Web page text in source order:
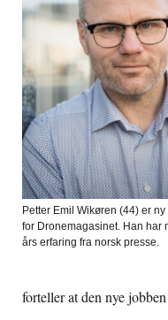
Petter Emil Wikøren (44) er
for Dronemagasinet. Han har
års erfaring fra norsk presse.
forteller at den nye